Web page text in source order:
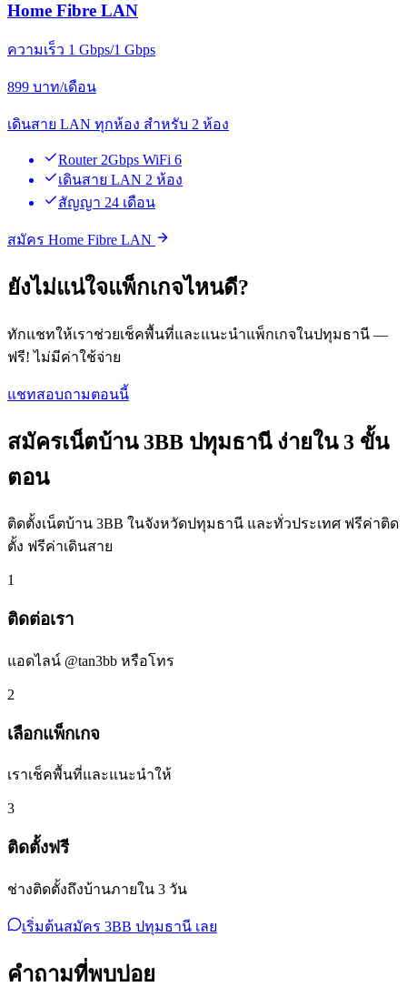
Home Fibre LAN
ความเร็ว 1 Gbps/1 Gbps
899 บาท/เดือน
เดินสาย LAN ทุกห้อง สำหรับ 2 ห้อง
Router 2Gbps WiFi 6
เดินสาย LAN 2 ห้อง
สัญญา 24 เดือน
สมัคร Home Fibre LAN
ยังไม่แน่ใจแพ็กเกจไหนดี?
ทักแชทให้เราช่วยเช็คพื้นที่และแนะนำแพ็กเกจในปทุมธานี —
ฟรี! ไม่มีค่าใช้จ่าย
แชทสอบถามตอนนี้
สมัครเน็ตบ้าน 3BB ปทุมธานี ง่ายใน 3 ขั้น
ตอน
ติดตั้งเน็ตบ้าน 3BB ในจังหวัดปทุมธานี และทั่วประเทศ ฟรีค่าติด
ตั้ง ฟรีค่าเดินสาย
1
ติดต่อเรา
แอดไลน์ @tan3bb หรือโทร
2
เลือกแพ็กเกจ
เราเช็คพื้นที่และแนะนำให้
3
ติดตั้งฟรี
ช่างติดตั้งถึงบ้านภายใน 3 วัน
เริ่มต้นสมัคร 3BB ปทุมธานี เลย
คำถามที่พบบ่อย